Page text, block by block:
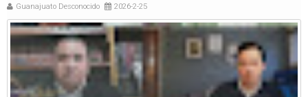
Guanajuato Desconocido 2026-2-25